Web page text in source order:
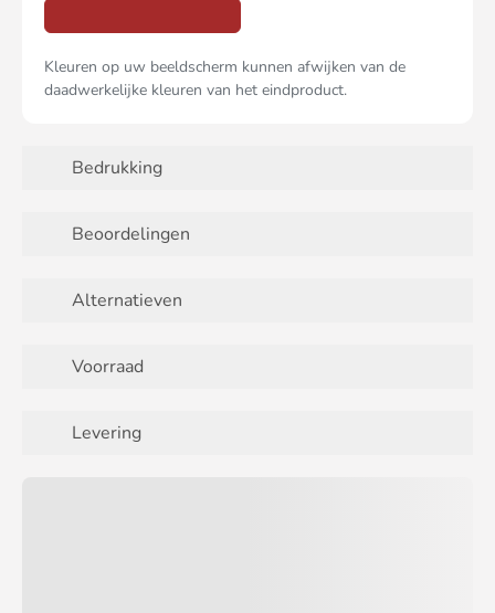
Kleuren op uw beeldscherm kunnen afwijken van de
daadwerkelijke kleuren van het eindproduct.
Bedrukking
Beoordelingen
Alternatieven
Voorraad
Levering